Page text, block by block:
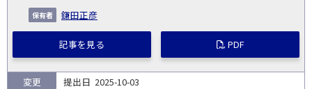
鎌田正彦
記事を見る PDF
2025-10-03
変更